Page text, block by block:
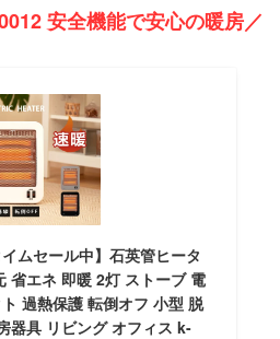
安全機能で安心の暖房／
イムセール中】石英管ヒータ
省エネ 即暖 2灯 ストーブ 電
過熱保護 転倒オフ 小型 脱
器具 リビング オフィス k-